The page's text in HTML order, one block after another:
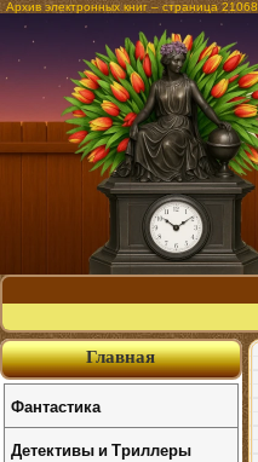
Архив электронных книг – страница 21068
Главная
Фантастика
Детективы и Триллеры